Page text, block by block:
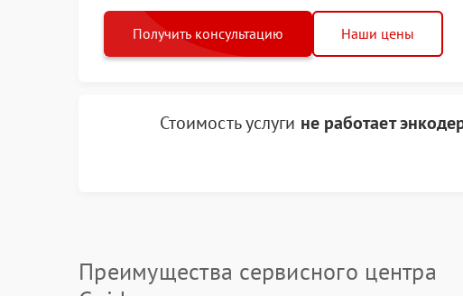
Получить консультацию Наши цены
Стоимость услуги не работает
Преимущества сервисного центра